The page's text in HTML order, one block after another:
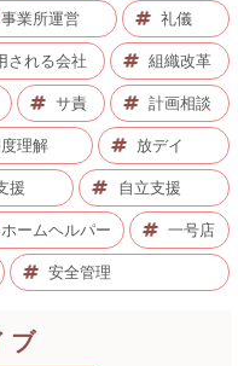
事業所運営 礼儀
される会社 組織改革
サ責 計画相談
理解 放デイ
援 自立支援
ホームヘルパー 一号店
安全管理
ブ